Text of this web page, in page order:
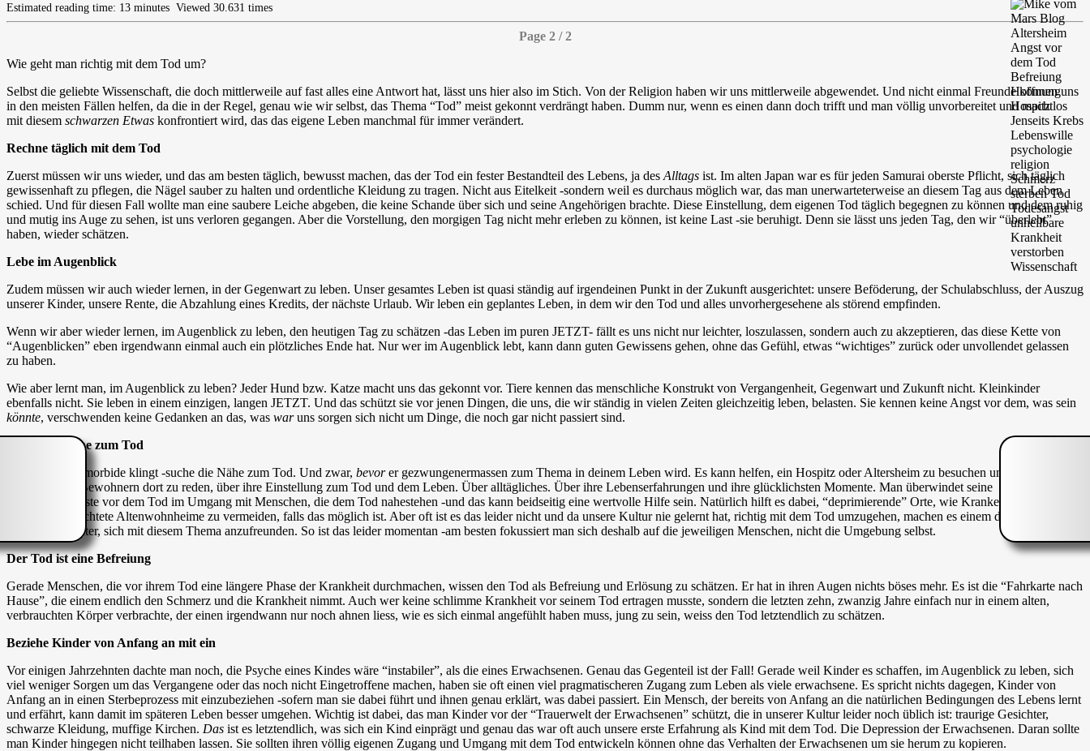
Estimated reading time: 13 minutes Viewed 30.631 times
Page 2 / 2
Wie geht man richtig mit dem Tod um?
Selbst die geliebte Wissenschaft, die doch mittlerweile auf fast alles eine Antwort hat, lässt uns hier also im Stich. Von der Religion haben wir uns mittlerweile abgewendet. Und nicht einmal Freunde können uns
in den meisten Fällen helfen, da die in der Regel, genau wie wir selbst, das Thema “Tod” meist gekonnt verdrängt haben. Dumm nur, wenn es einen dann doch trifft und man völlig unvorbereitet und machtlos
mit diesem schwarzen Etwas konfrontiert wird, das das eigene Leben manchmal für immer verändert.
Rechne täglich mit dem Tod
Zuerst müssen wir uns wieder, und das am besten täglich, bewusst machen, das der Tod ein fester Bestandteil des Lebens, ja des Alltags ist. Im alten Japan war es für jeden Samurai oberste Pflicht, sich täglich
gewissenhaft zu pflegen, die Nägel sauber zu halten und ordentliche Kleidung zu tragen. Nicht aus Eitelkeit -sondern weil es durchaus möglich war, das man unerwarteterweise an diesem Tag aus dem Leben
schied. Und für diesen Fall wollte man eine saubere Leiche abgeben, die keine Schande über sich und seine Angehörigen brachte. Diese Einstellung, dem eigenen Tod täglich begegnen zu können und dem ruhig
und mutig ins Auge zu sehen, ist uns verloren gegangen. Aber die Vorstellung, den morgigen Tag nicht mehr erleben zu können, ist keine Last -sie beruhigt. Denn sie lässt uns jeden Tag, den wir “überlebt”
haben, wieder schätzen.
Lebe im Augenblick
Zudem müssen wir auch wieder lernen, in der Gegenwart zu leben. Unser gesamtes Leben ist quasi ständig auf irgendeinen Punkt in der Zukunft ausgerichtet: unsere Beföderung, der Schulabschluss, der Auszug
unserer Kinder, unsere Rente, die Abzahlung eines Kredits, der nächste Urlaub. Wir leben ein geplantes Leben, in dem wir den Tod und alles unvorhergesehene als störend empfinden.
Wenn wir aber wieder lernen, im Augenblick zu leben, den heutigen Tag zu schätzen -das Leben im puren JETZT- fällt es uns nicht nur leichter, loszulassen, sondern auch zu akzeptieren, das diese Kette von
“Augenblicken” eben irgendwann einmal auch ein plötzliches Ende hat. Nur wer im Augenblick lebt, kann dann guten Gewissens gehen, ohne das Gefühl, etwas “wichtiges” zurück oder unvollendet gelassen
zu haben.
Wie aber lernt man, im Augenblick zu leben? Jeder Hund bzw. Katze macht uns das gekonnt vor. Tiere kennen das menschliche Konstrukt von Vergangenheit, Gegenwart und Zukunft nicht. Kleinkinder
ebenfalls nicht. Sie leben in einem einzigen, langen JETZT. Und das schützt sie vor jenen Dingen, die uns, die wir ständig in vielen Zeiten gleichzeitig leben, belasten. Sie kennen keine Angst vor dem, was sein
könnte, verschwenden keine Gedanken an das, was waruns sorgen sich nicht um Dinge, die noch gar nicht passiert sind.
Suche die Nähe zum Tod
Auch wenn es morbide klingt -suche die Nähe zum Tod. Und zwar, bevorer gezwungenermassen zum Thema in deinem Leben wird. Es kann helfen, ein Hospitz oder Altersheim zu besuchen und mit den
Patienten und Bewohnern dort zu reden, über ihre Einstellung zum Tod und dem Leben. Über alltägliches. Über ihre Lebenserfahrungen und ihre glücklichsten Momente. Man überwindet seine
Berührungsängste vor dem Tod im Umgang mit Menschen, die dem Tod nahestehen -und das kann beidseitig eine wertvolle Hilfe sein. Natürlich hilft es dabei, “deprimierende” Orte, wie Krankenhäuser und
schäbig eingerichtete Altenwohnheime zu vermeiden, falls das möglich ist. Aber oft ist es das leider nicht und da unsere Kultur nie gelernt hat, richtig mit dem Tod umzugehen, machen es einem diese düsteren
Orte nicht leichter, sich mit diesem Thema anzufreunden. So ist das leider momentan -am besten fokussiert man sich deshalb auf die jeweiligen Menschen, nicht die Umgebung selbst.
Der Tod ist eine Befreiung
Gerade Menschen, die vor ihrem Tod eine längere Phase der Krankheit durchmachen, wissen den Tod als Befreiung und Erlösung zu schätzen. Er hat in ihren Augen nichts böses mehr. Es ist die “Fahrkarte nach
Hause”, die einem endlich den Schmerz und die Krankheit nimmt. Auch wer keine schlimme Krankheit vor seinem Tod ertragen musste, sondern die letzten zehn, zwanzig Jahre einfach nur in einem alten,
verbrauchten Körper verbrachte, der einen irgendwann nur noch ahnen liess, wie es sich einmal angefühlt haben muss, jung zu sein, weiss den Tod letztendlich zu schätzen.
Beziehe Kinder von Anfang an mit ein
Vor einigen Jahrzehnten dachte man noch, die Psyche eines Kindes wäre “instabiler”, als die eines Erwachsenen. Genau das Gegenteil ist der Fall! Gerade weil Kinder es schaffen, im Augenblick zu leben, sich
viel weniger Sorgen um das Vergangene oder das noch nicht Eingetroffene machen, haben sie oft einen viel pragmatischeren Zugang zum Leben als viele erwachsene. Es spricht nichts dagegen, Kinder von
Anfang an in einen Sterbeprozess mit einzubeziehen -sofern man sie dabei führt und ihnen genau erklärt, was dabei passiert. Ein Mensch, der bereits von Anfang an die natürlichen Bedingungen des Lebens lernt
und erfährt, kann damit im späteren Leben besser umgehen. Wichtig ist dabei, das man Kinder vor der “Trauerwelt der Erwachsenen” schützt, die in unserer Kultur leider noch üblich ist: traurige Gesichter,
schwarze Kleidung, muffige Kirchen. Das ist es letztendlich, was sich ein Kind einprägt und genau das war oft auch unsere erste Erfahrung als Kind mit dem Tod. Die Depression der Erwachsenen. Daran sollte
man Kinder hingegen nicht teilhaben lassen. Sie sollten ihren völlig eigenen Zugang und Umgang mit dem Tod entwickeln können ohne das Verhalten der Erwachsenen um sie herum zu kopieren.